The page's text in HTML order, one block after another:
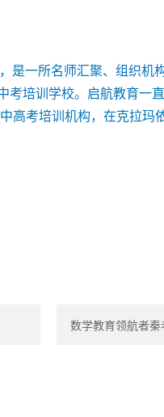
是一所名师汇聚、组织
考培训学校。启航教育一
高考培训机构，在克拉玛
数学教育领航者秦